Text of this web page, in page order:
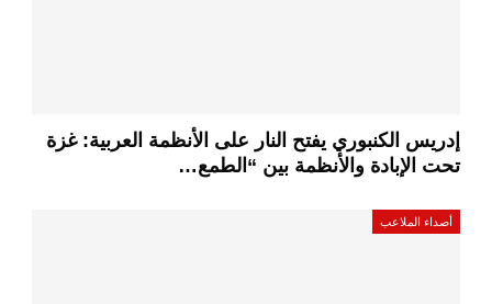
إدريس الكنبوري يفتح النار على الأنظمة العربية: غزة
تحت الإبادة والأنظمة بين “الطمع…
أصداء الملاعب